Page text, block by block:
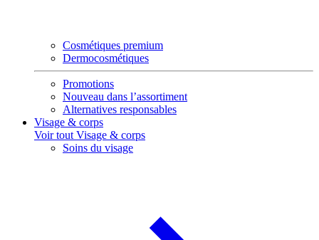
Cosmétiques premium
Dermocosmétiques
Promotions
Nouveau dans l’assortiment
Alternatives responsables
Visage & corps
Voir tout Visage & corps
Soins du visage